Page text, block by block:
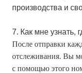
производства и
7. Как мне узнать,
После отправки
отслеживания. Вы
с помощью этого